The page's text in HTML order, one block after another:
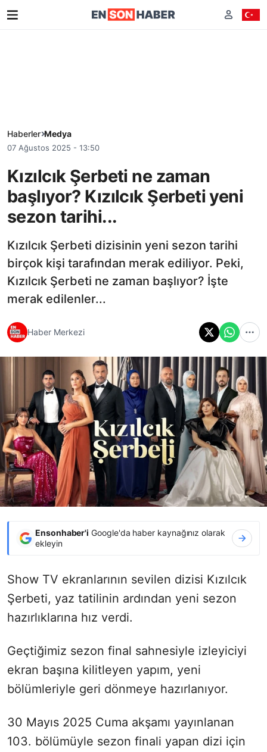
Haberler Medya
07 Ağustos 2025 - 13:50
Kızılcık Şerbeti ne zaman
başlıyor? Kızılcık Şerbeti yeni
sezon tarihi...
Kızılcık Şerbeti dizisinin yeni sezon tarihi
birçok kişi tarafından merak ediliyor. Peki,
Kızılcık Şerbeti ne zaman başlıyor? İşte
merak edilenler...
Haber Merkezi
Ensonhaber'i Google'da haber kaynağınız olarak
ekleyin
Show TV ekranlarının sevilen dizisi Kızılcık
Şerbeti, yaz tatilinin ardından yeni sezon
hazırlıklarına hız verdi.
Geçtiğimiz sezon final sahnesiyle izleyiciyi
ekran başına kilitleyen yapım, yeni
bölümleriyle geri dönmeye hazırlanıyor.
30 Mayıs 2025 Cuma akşamı yayınlanan
103. bölümüyle sezon finali yapan dizi için